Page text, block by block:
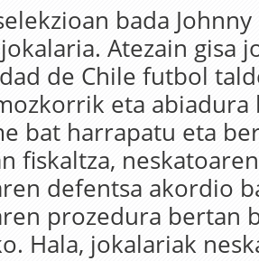
bada
Atezain gisa
de Chile futbol
eta abiadura
bat harrapatu eta
fiskaltza,
defentsa akordio
prozedura bertan
Hala, jokalariak